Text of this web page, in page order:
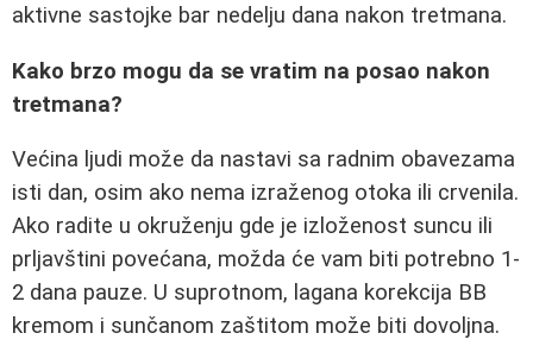
aktivne sastojke bar nedelju dana nakon tretmana.
Kako brzo mogu da se vratim na posao nakon
tretmana?
Većina ljudi može da nastavi sa radnim obavezama
isti dan, osim ako nema izraženog otoka ili crvenila.
Ako radite u okruženju gde je izloženost suncu ili
prljavštini povećana, možda će vam biti potrebno 1-
2 dana pauze. U suprotnom, lagana korekcija BB
kremom i sunčanom zaštitom može biti dovoljna.